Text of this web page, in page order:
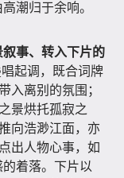
潮归于余响。
事、转入下片的
唱起调，既合词牌
入离别的氛围；
景烘托孤寂之
向浩渺江面，亦
出人物心事，如
着落。下片以